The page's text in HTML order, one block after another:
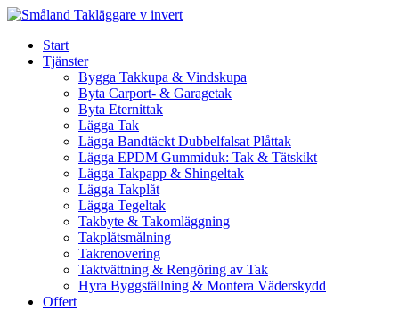
Skip
contentStart
Tjänster
Bygga Takkupa & Vindskupa
Byta Carport- & Garagetak
Byta Eternittak
Lägga Tak
Lägga Bandtäckt Dubbelfalsat Plåttak
Lägga EPDM Gummiduk: Tak & Tätskikt
Lägga Takpapp & Shingeltak
Lägga Takplåt
Lägga Tegeltak
Takbyte & Takomläggning
Takplåtsmålning
Takrenovering
Taktvättning & Rengöring av Tak
Hyra Byggställning & Montera Väderskydd
Offert